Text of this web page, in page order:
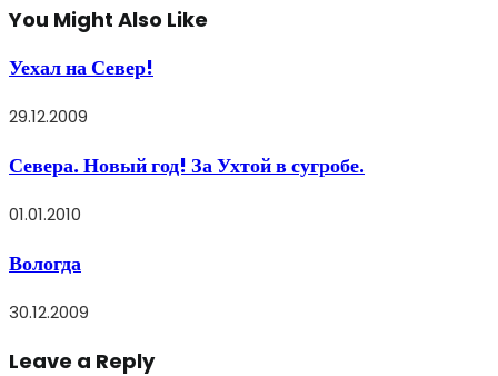
You Might Also Like
Уехал на Север!
29.12.2009
Севера. Новый год! За Ухтой в сугробе.
01.01.2010
Вологда
30.12.2009
Leave a Reply